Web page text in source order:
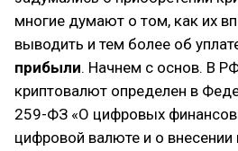
многие думают о том, как их
выводить и тем более об
прибыли. Начнем с основ. В
криптовалют определен в
259-ФЗ «О цифровых
цифровой валюте и о внесении